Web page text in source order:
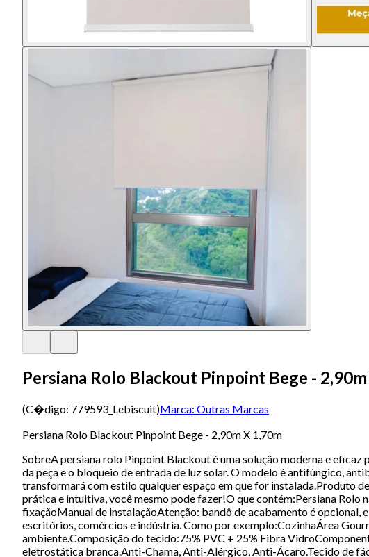
Persiana Rolo Blackout Pinpoint Bege -
(C�digo: 779593_Lebiscuit)Marca: Outras Marcas
Persiana Rolo Blackout Pinpoint Bege - 2,90m X 1,70m
SobreA persiana rolo Pinpoint Blackout é uma solução moderna e
da peça e o bloqueio de entrada de luz solar. O modelo é antifúngico,
transformará com estilo qualquer espaço em que for instalada.Produto
prática e intuitiva, você mesmo pode fazer!O que contém:Persiana
fixaçãoManual de instalaçãoAtenção: bandô de acabamento é opcional,
escritórios, comércios e indústria. Como por exemplo:CozinhaÁrea
ambiente.Composição do tecido:75% PVC + 25% Fibra
eletrostática branca.Anti-Chama, Anti-Alérgico, Anti-Ácaro.Tecido de